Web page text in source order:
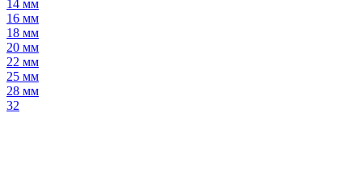
14 мм
16 мм
18 мм
20 мм
22 мм
25 мм
28 мм
32